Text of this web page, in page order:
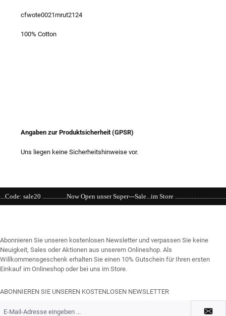
cfwote0021mrut2124
100% Cotton
Angaben zur Produktsicherheit (GPSR)
Uns liegen keine Sicherheitshinweise vor.
Open unser Super---Sale...im Store
Abonnieren Sie unseren kostenlosen Newsletter und verpassen Sie keine
Neuigkeit, Sales oder Aktionen aus unserem Onlineshop. Als
Willkommensgeschenk erhalten Sie einen 10% Gutschein für Ihren ersten
Einkauf im Onlineshop oder bei uns im Store.
ABONNIEREN SIE UNSEREN KOSTENLOSEN NEWSLETTER
Mail-